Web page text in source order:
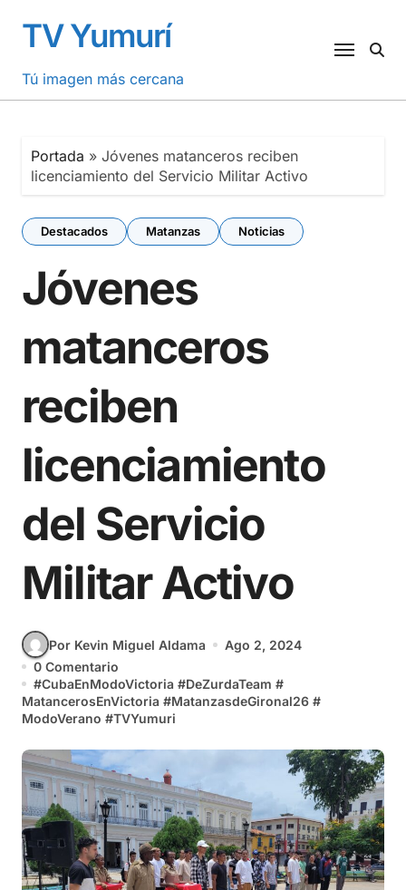
contenido
TV Yumurí
Tú imagen más cercana
Portada » Jóvenes matanceros reciben
licenciamiento del Servicio Militar Activo
Destacados Matanzas Noticias
Jóvenes
matanceros
reciben
licenciamiento
del Servicio
Militar Activo
Por Kevin Miguel Aldama
Ago 2, 2024
0 Comentario
#CubaEnModoVictoria #DeZurdaTeam #
MatancerosEnVictoria #MatanzasdeGironal26 #
ModoVerano #TVYumuri